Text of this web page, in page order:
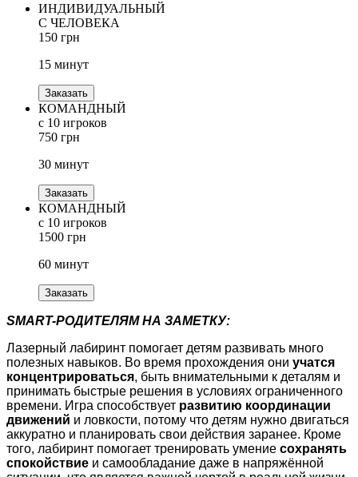
ИНДИВИДУАЛЬНЫЙ
С ЧЕЛОВЕКА
150 грн
15 минут
Заказать
КОМАНДНЫЙ
с 10 игроков
750 грн
30 минут
Заказать
КОМАНДНЫЙ
с 10 игроков
1500 грн
60 минут
Заказать
SMART-РОДИТЕЛЯМ НА ЗАМЕТКУ:
Лазерный лабиринт помогает детям развивать много
полезных навыков. Во время прохождения они учатся
концентрироваться, быть внимательными к деталям и
принимать быстрые решения в условиях ограниченного
времени. Игра способствует развитию координации
движений и ловкости, потому что детям нужно двигаться
аккуратно и планировать свои действия заранее. Кроме
того, лабиринт помогает тренировать умение сохранять
спокойствие и самообладание даже в напряжённой